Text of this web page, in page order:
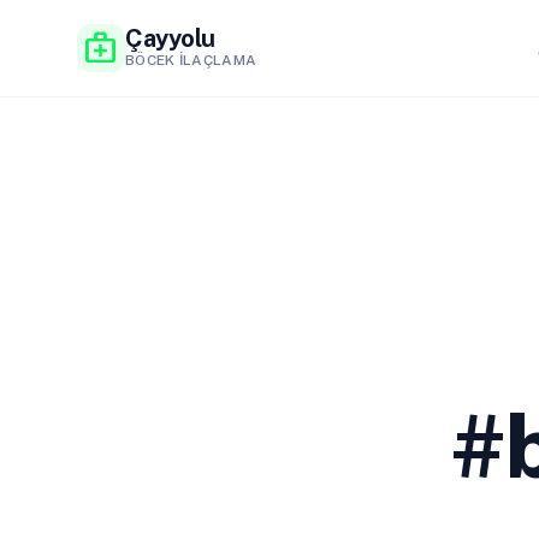
medical_services Çayyolu
BÖCEK İLAÇLAMA